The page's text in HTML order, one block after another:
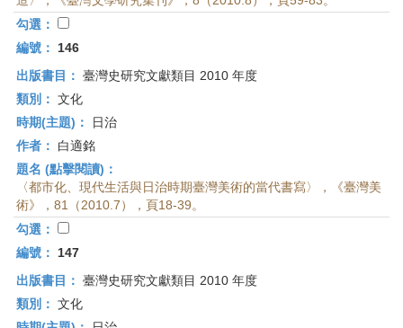
勾選：
編號：
146
出版書目： 臺灣史研究文獻類目 2010 年度
類別： 文化
時期(主題)：
日治
作者：
白適銘
題名 (點擊閱讀)：
〈都市化、現代生活與日治時期臺灣美術的當代書寫〉，《臺灣美
術》，81（2010.7），頁18-39。
勾選：
編號：
147
出版書目： 臺灣史研究文獻類目 2010 年度
類別： 文化